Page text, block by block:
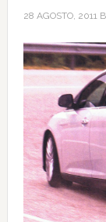
28 AGOSTO, 2011